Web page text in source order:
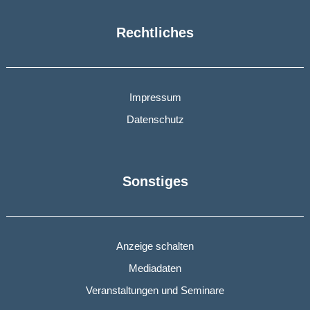
Rechtliches
Impressum
Datenschutz
Sonstiges
Anzeige schalten
Mediadaten
Veranstaltungen und Seminare